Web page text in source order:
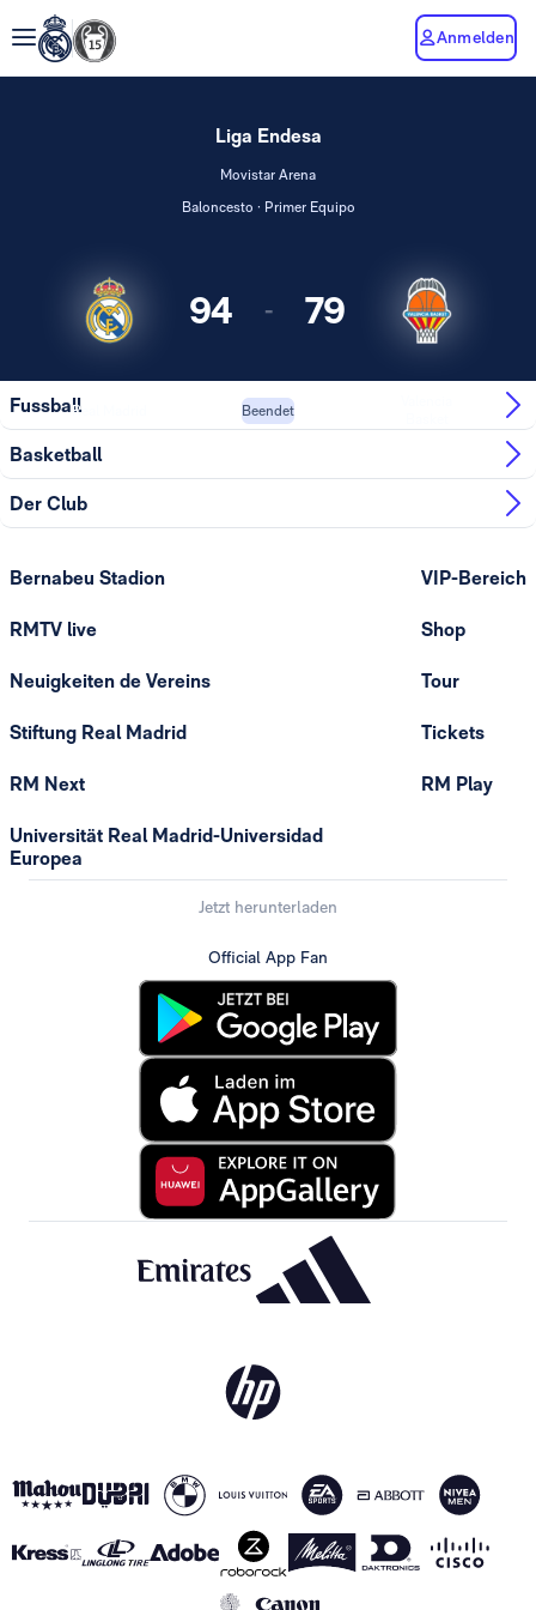
Anmelden
Liga Endesa
Movistar Arena
Baloncesto · Primer Equipo
94 - 79
Real Madrid Beendet
Fussball
Basketball
Der Club
Bernabeu Stadion
RMTV live
Neuigkeiten de Vereins
Stiftung Real Madrid
RM Next
Universität Real Madrid-Universidad
Europea
VIP-Bereich
Shop
Tour
Tickets
RM Play
Jetzt herunterladen
Official App Fan